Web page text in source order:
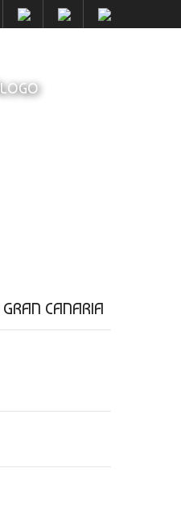
CANARIA